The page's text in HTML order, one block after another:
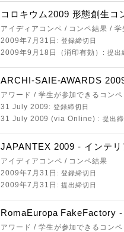
コロキウム2009 形態創生コ
アイディアコンペ / コンペ結果 /
2009年7月31日 : 登録締切日
2009年9月18日（消印有効） : 提出
ARCHI-SAIE-AWARDS
アワード / 学生が参加できるコンペ
31 July 2009 : 登録締切日
31 July 2009 (via Online) : 提出締
JAPANTEX 2009 - インテ
アイディアコンペ / コンペ結果
2009年7月31日 : 登録締切日
2009年7月31日 : 提出締切日
RomaEuropa FakeFactory
アワード / 学生が参加できるコンペ